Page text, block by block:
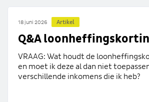
18 juni 2026 Artikel
Q&A
VRAAG: Wat houdt de
en moet ik deze al dan niet
verschillende inkomens die ik heb?